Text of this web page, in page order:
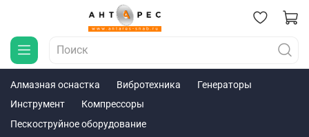
Алмазная оснастка Вибротехника
Генераторы
Инструмент
Компрессоры
Пескоструйное оборудование